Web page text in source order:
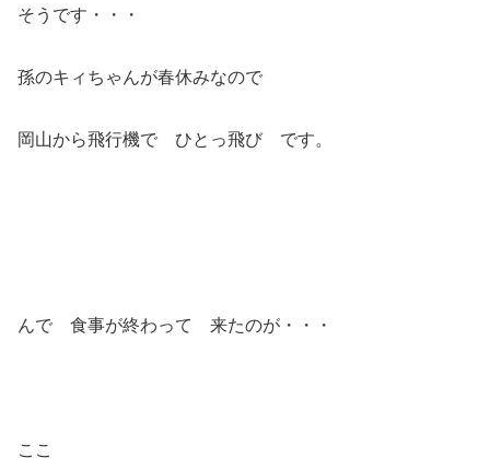
そうです・・・
孫のキィちゃんが春休みなので
岡山から飛行機で ひとっ飛び です。
んで 食事が終わって 来たのが・・・
ここ